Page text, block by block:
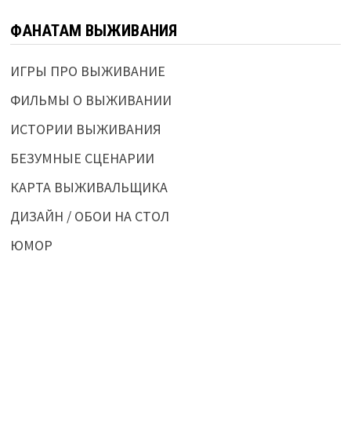
ФАНАТАМ ВЫЖИВАНИЯ
ИГРЫ ПРО ВЫЖИВАНИЕ
ФИЛЬМЫ О ВЫЖИВАНИИ
ИСТОРИИ ВЫЖИВАНИЯ
БЕЗУМНЫЕ СЦЕНАРИИ
КАРТА ВЫЖИВАЛЬЩИКА
ДИЗАЙН / ОБОИ НА СТОЛ
ЮМОР